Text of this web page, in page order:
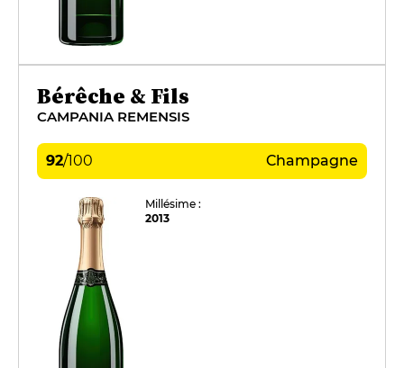
Bérêche & Fils
CAMPANIA REMENSIS
92/100 Champagne
Millésime :
2013